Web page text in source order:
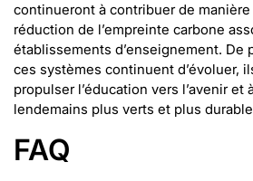
continueront à contribuer de
réduction de l’empreinte carbone
établissements d’enseignement. De
ces systèmes continuent d’évoluer,
propulser l’éducation vers l’avenir et
lendemains plus verts et plus
FAQ